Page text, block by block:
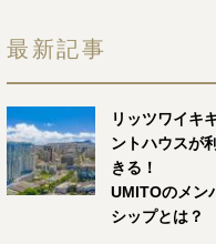
最新記事
リッツワイキ
ントハウスが
きる！
UMITOのメン
シップとは？